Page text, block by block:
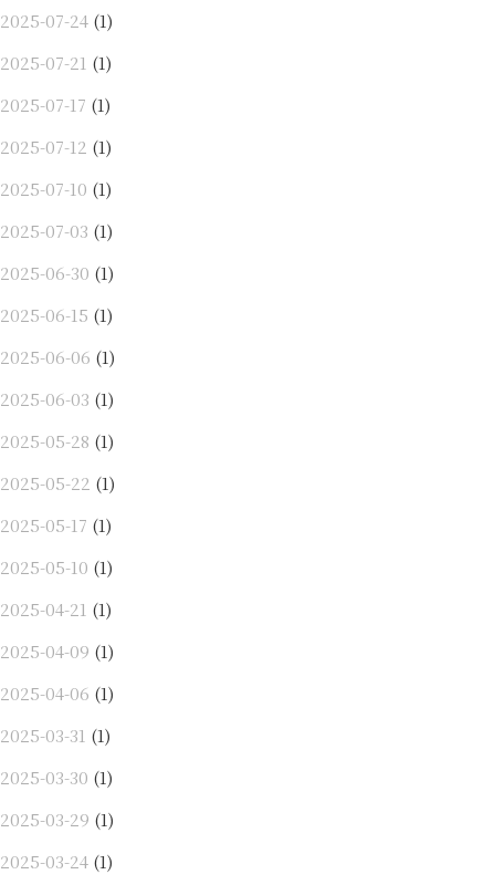
2025-07-24 (1)
2025-07-21 (1)
2025-07-17 (1)
2025-07-12 (1)
2025-07-10 (1)
2025-07-03 (1)
2025-06-30 (1)
2025-06-15 (1)
2025-06-06 (1)
2025-06-03 (1)
2025-05-28 (1)
2025-05-22 (1)
2025-05-17 (1)
2025-05-10 (1)
2025-04-21 (1)
2025-04-09 (1)
2025-04-06 (1)
2025-03-31 (1)
2025-03-30 (1)
2025-03-29 (1)
2025-03-24 (1)